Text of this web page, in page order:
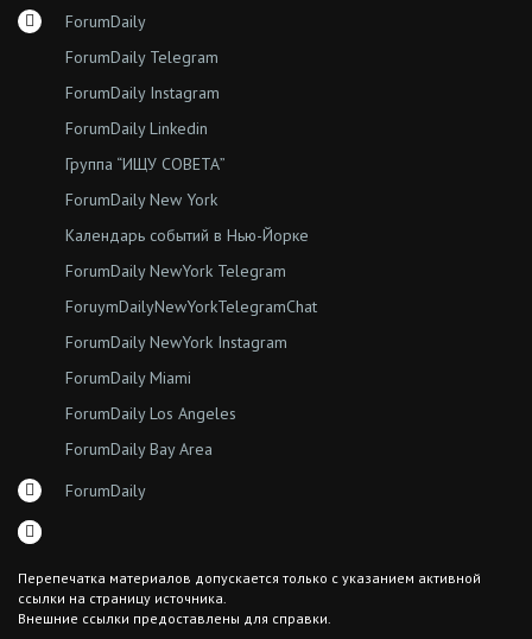
ForumDaily
ForumDaily Telegram
ForumDaily Instagram
ForumDaily Linkedin
Группа “ИЩУ СОВЕТА”
ForumDaily New York
Календарь событий в Нью-Йорке
ForumDaily NewYork Telegram
ForuymDailyNewYorkTelegramChat
ForumDaily NewYork Instagram
ForumDaily Miami
ForumDaily Los Angeles
ForumDaily Bay Area
ForumDaily
Перепечатка материалов допускается только с указанием активной
ссылки на страницу источника.
Внешние ссылки предоставлены для справки.